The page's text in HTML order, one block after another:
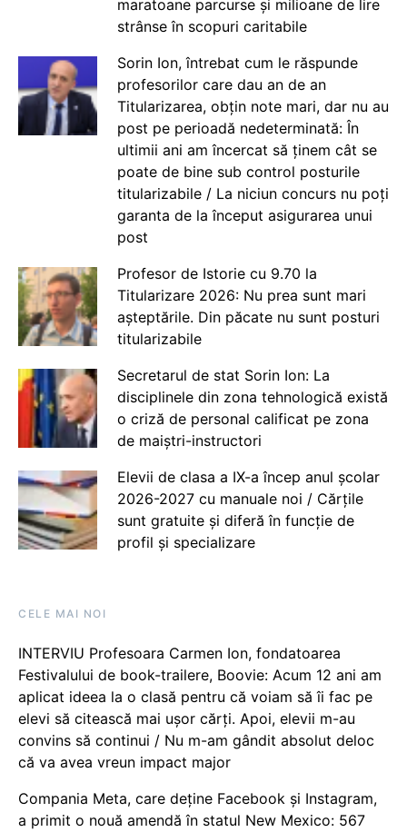
maratoane parcurse și milioane de lire
strânse în scopuri caritabile
Sorin Ion, întrebat cum le răspunde
profesorilor care dau an de an
Titularizarea, obțin note mari, dar nu au
post pe perioadă nedeterminată: În
ultimii ani am încercat să ținem cât se
poate de bine sub control posturile
titularizabile / La niciun concurs nu poți
garanta de la început asigurarea unui
post
Profesor de Istorie cu 9.70 la
Titularizare 2026: Nu prea sunt mari
așteptările. Din păcate nu sunt posturi
titularizabile
Secretarul de stat Sorin Ion: La
disciplinele din zona tehnologică există
o criză de personal calificat pe zona
de maiștri-instructori
Elevii de clasa a IX-a încep anul școlar
2026-2027 cu manuale noi / Cărțile
sunt gratuite și diferă în funcție de
profil și specializare
CELE MAI NOI
INTERVIU Profesoara Carmen Ion, fondatoarea
Festivalului de book-trailere, Boovie: Acum 12 ani am
aplicat ideea la o clasă pentru că voiam să îi fac pe
elevi să citească mai ușor cărți. Apoi, elevii m-au
convins să continui / Nu m-am gândit absolut deloc
că va avea vreun impact major
Compania Meta, care deține Facebook și Instagram,
a primit o nouă amendă în statul New Mexico: 567